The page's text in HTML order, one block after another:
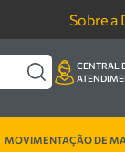
Sobre a
CENTRAL
MOVIMENTAÇÃO DE